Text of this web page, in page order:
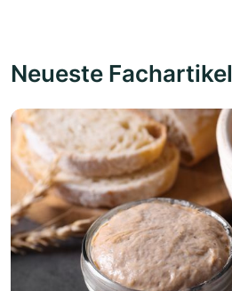
Neueste Fachartikel